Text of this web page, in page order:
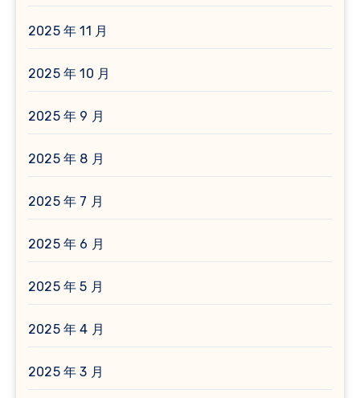
2025 年 11 月
2025 年 10 月
2025 年 9 月
2025 年 8 月
2025 年 7 月
2025 年 6 月
2025 年 5 月
2025 年 4 月
2025 年 3 月